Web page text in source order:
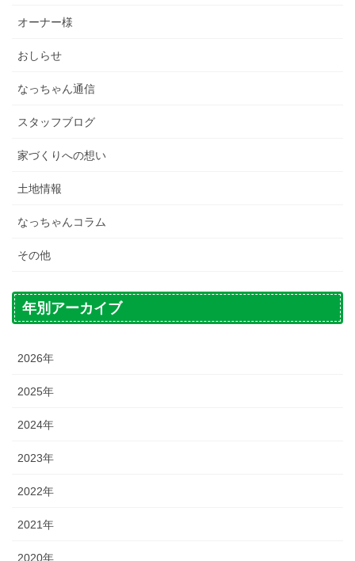
オーナー様
おしらせ
なっちゃん通信
スタッフブログ
家づくりへの想い
土地情報
なっちゃんコラム
その他
年別アーカイブ
2026年
2025年
2024年
2023年
2022年
2021年
2020年